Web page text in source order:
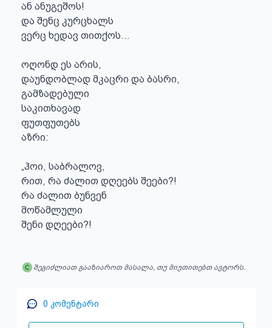
ან ანუგეშოს!
და შენც კურცხალს
ვერც ხედავ თითქოს...
ოღონდ ეს არის,
დაუნდობლად მკაცრი და ბასრი,
გამზადებული
საკითხავად
ფუთფუთებს
აზრი:
„ჰოი, საბრალოვ,
რით, რა ძალით დღეებს შეები?!
რა ძალით ბუნვენ
მოწამლული
შენი დღეები?!
შეგიძლიათ გააზიაროთ მასალა, თუ მიუთითებთ ავტორს.
0 კომენტარი